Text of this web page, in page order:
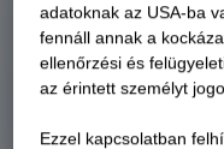
adatoknak az USA-ba
fennáll annak a
ellenőrzési és
az érintett személyt
Ezzel kapcsolatban